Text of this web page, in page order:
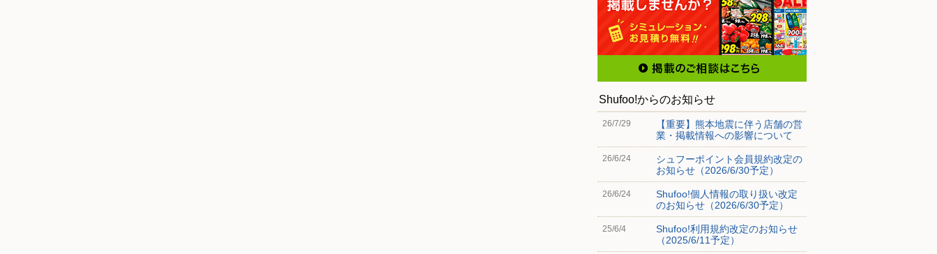
Shufoo!からのお知らせ
26/7/29
【重要】熊本地震に伴う店舗の営
業・掲載情報への影響について
26/6/24
シュフーポイント会員規約改定の
お知らせ（2026/6/30予定）
26/6/24
Shufoo!個人情報の取り扱い改定
のお知らせ（2026/6/30予定）
25/6/4
Shufoo!利用規約改定のお知らせ
（2025/6/11予定）